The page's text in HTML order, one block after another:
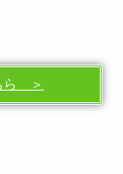
ら ＞